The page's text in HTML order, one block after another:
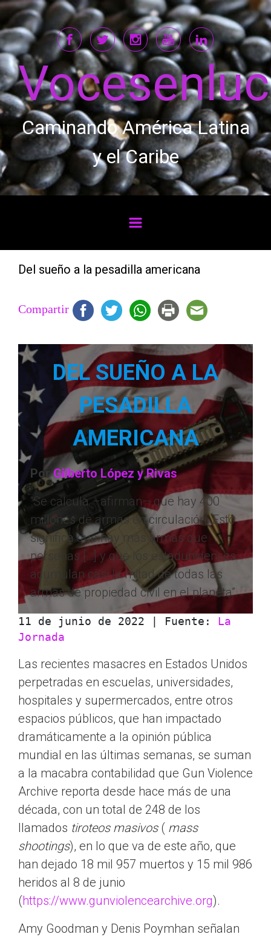
Saltar al contenido principal
Caminando América Latina
y el Caribe
Del sueño a la pesadilla americana
Compartir
DEL SUEÑO A LA
PESADILLA
AMERICANA
PorGilberto López y Rivas
“Se calcula –afirman– que hay 400
millones de armas en circulación. Esto
significa que hay más armas que
personas […] y que los estadunidenses
acumulan casi la mitad de todas las
armas de propiedad civil en el planeta”.
11 de junio de 2022 | Fuente:
La
Jornada
Las recientes masacres en Estados Unidos
perpetradas en escuelas, universidades,
hospitales y supermercados, entre otros
espacios públicos, que han impactado
dramáticamente a la opinión pública
mundial en las últimas semanas, se suman
a la macabra contabilidad que Gun Violence
Archive reporta desde hace más de una
década, con un total de 248 de los
llamados tiroteos masivos( mass
shootings), en lo que va de este año, que
han dejado 18 mil 957 muertos y 15 mil 986
heridos al 8 de junio
(https://www.gunviolencearchive.org).
Amy Goodman y Denis Poymhan señalan